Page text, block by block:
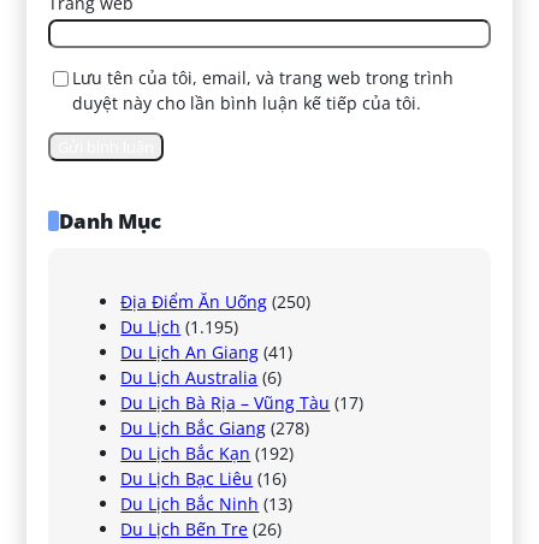
Lưu tên của tôi, email, và trang web trong trình
duyệt này cho lần bình luận kế tiếp của tôi.
Danh Mục
Địa Điểm Ăn Uống (250)
Du Lịch (1.195)
Du Lịch An Giang (41)
Du Lịch Australia (6)
Du Lịch Bà Rịa – Vũng Tàu (17)
Du Lịch Bắc Giang (278)
Du Lịch Bắc Kạn (192)
Du Lịch Bạc Liêu (16)
Du Lịch Bắc Ninh (13)
Du Lịch Bến Tre (26)